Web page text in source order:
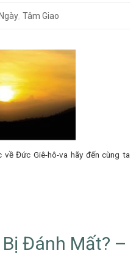
,Tâm Giao
về Đức Giê-hô-va hãy đến cùng ta
Đánh Mất? –